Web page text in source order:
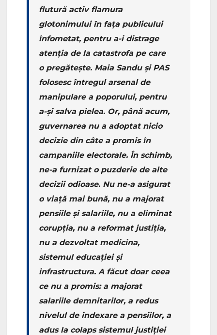
flutură activ flamura
glotonimului în fața publicului
înfometat, pentru a-i distrage
atenția de la catastrofa pe care
o pregătește. Maia Sandu și PAS
folosesc întregul arsenal de
manipulare a poporului, pentru
a-și salva pielea. Or, până acum,
guvernarea nu a adoptat nicio
decizie din câte a promis în
campaniile electorale. În schimb,
ne-a furnizat o puzderie de alte
decizii odioase. Nu ne-a asigurat
o viață mai bună, nu a majorat
pensiile și salariile, nu a eliminat
corupția, nu a reformat justiția,
nu a dezvoltat medicina,
sistemul educației și
infrastructura. A făcut doar ceea
ce nu a promis: a majorat
salariile demnitarilor, a redus
nivelul de indexare a pensiilor, a
adus la colaps sistemul justiției